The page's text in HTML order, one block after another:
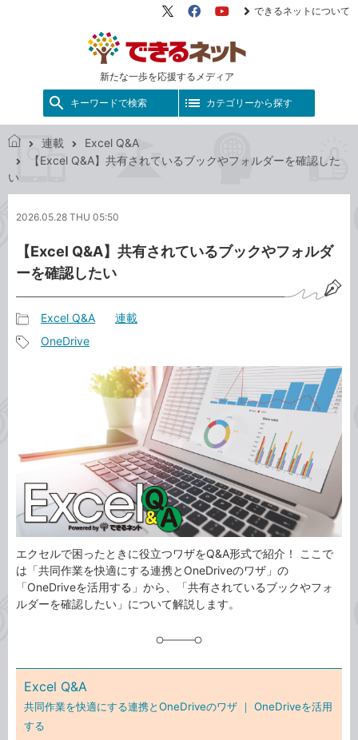
新たな一歩を応援するメディア
X（旧
FacebookYouTube
できるネットについて
キーワードで検索 カテゴリーから探す
ッ
連載
Excel Q&A
【Excel Q&A】共有されているブックやフォルダーを確認した
い
2026.05.28 THU 05:50
【Excel Q&A】共有されているブックやフォルダ
ーを確認したい
事
Excel Q&A 連載
OneDrive
エクセルで困ったときに役立つワザをQ&A形式で紹介！ ここで
は「共同作業を快適にする連携とOneDriveのワザ」の
「OneDriveを活用する」から、「共有されているブックやフォ
ルダーを確認したい」について解説します。
Excel Q&A
共同作業を快適にする連携とOneDriveのワザ ｜ OneDriveを活用
する